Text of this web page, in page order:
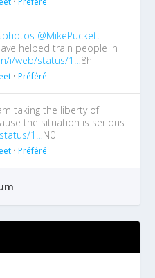
@MikePuckett
helped train people in
i/web/status/1…8h
•Préféré
taking the liberty of
the situation is serious
1…N0
•Préféré